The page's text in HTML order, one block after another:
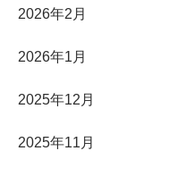
2026年2月
2026年1月
2025年12月
2025年11月